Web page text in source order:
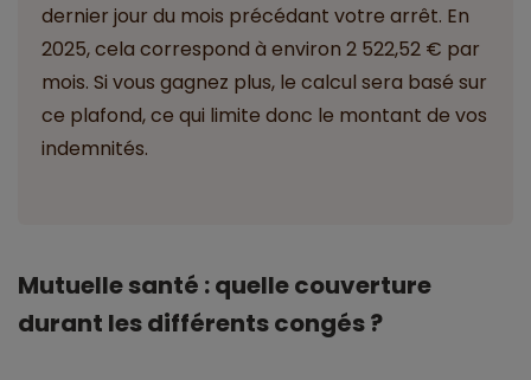
dernier jour du mois précédant votre arrêt. En
2025, cela correspond à environ 2 522,52 € par
mois. Si vous gagnez plus, le calcul sera basé sur
ce plafond, ce qui limite donc le montant de vos
indemnités.
Mutuelle santé : quelle couverture
durant les différents congés ?